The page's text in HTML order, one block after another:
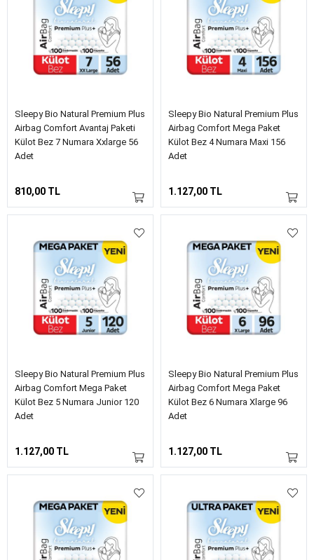
Sleepy Bio Natural Premium Plus
Airbag Comfort Avantaj Paketi
Külot Bez 7 Numara Xxlarge 56
Adet
810,00 TL
Sleepy Bio Natural Premium Plus
Airbag Comfort Mega Paket
Külot Bez 4 Numara Maxi 156
Adet
1.127,00 TL
Sleepy Bio Natural Premium Plus
Airbag Comfort Mega Paket
Külot Bez 5 Numara Junior 120
Adet
1.127,00 TL
Sleepy Bio Natural Premium Plus
Airbag Comfort Mega Paket
Külot Bez 6 Numara Xlarge 96
Adet
1.127,00 TL